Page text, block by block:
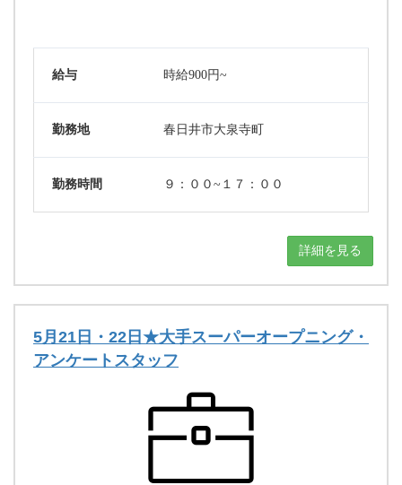
給与 時給900円~
勤務地 春日井市大泉寺町
勤務時間 ９：００~１７：００
詳細を見る
5月21日・22日★大手スーパーオープニング・
アンケートスタッフ